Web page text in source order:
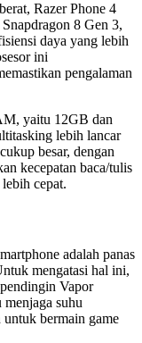
Razer Phone 4
8 Gen 3,
daya yang lebih
ini
pengalaman
yaitu 12GB dan
lebih lancar
besar, dengan
kecepatan baca/tulis
cepat.
adalah panas
mengatasi hal ini,
Vapor
suhu
untuk bermain game